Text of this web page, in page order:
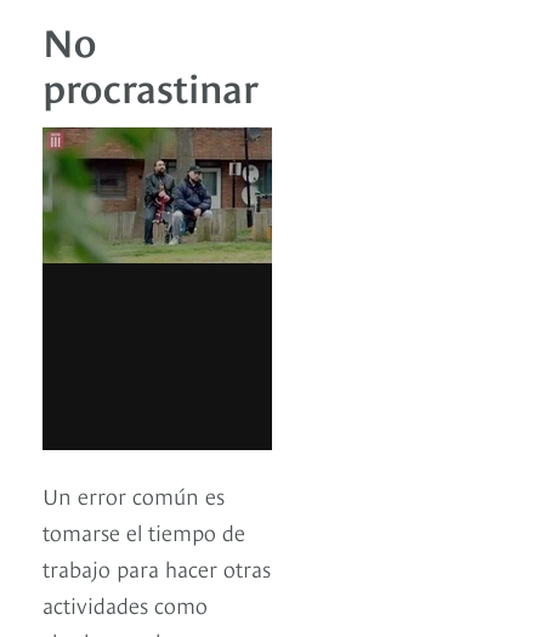
No
procrastinar
Un error común es
tomarse el tiempo de
trabajo para hacer otras
actividades como